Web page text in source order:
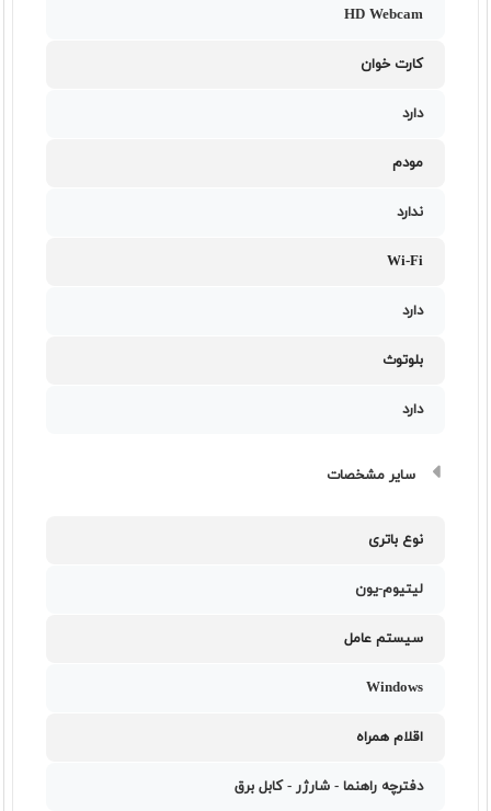
HD Webcam
کارت خوان
دارد
مودم
ندارد
Wi-Fi
دارد
بلوتوث
دارد
سایر مشخصات
نوع باتری
لیتیوم-یون
سیستم عامل
Windows
اقلام همراه
دفترچه راهنما - شارژر - کابل برق